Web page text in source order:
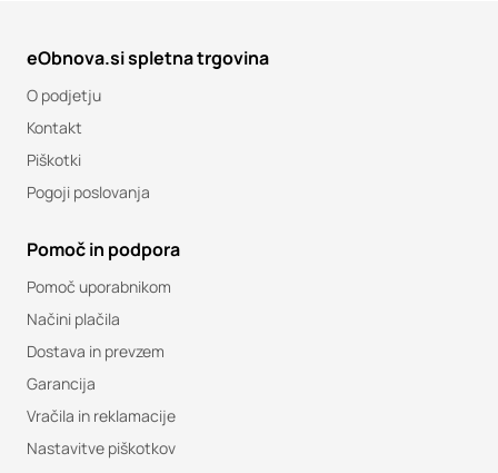
eObnova.si spletna trgovina
O podjetju
Kontakt
Piškotki
Pogoji poslovanja
Pomoč in podpora
Pomoč uporabnikom
Načini plačila
Dostava in prevzem
Garancija
Vračila in reklamacije
Nastavitve piškotkov